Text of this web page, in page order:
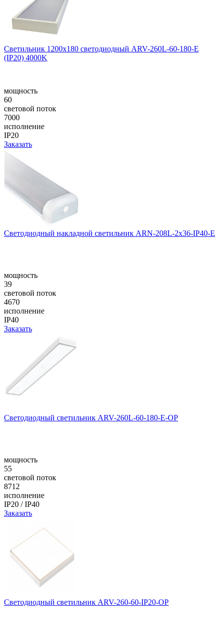
Светильник 1200x180 светодиодный ARV-260L-60-180-E
(IP20) 4000K
мощность
60
световой поток
7000
исполнение
IP20
Заказать
Светодиодный накладной светильник ARN-208L-2x36-IP40-E
мощность
39
световой поток
4670
исполнение
IP40
Заказать
Светодиодный светильник ARV-260L-60-180-E-OP
мощность
55
световой поток
8712
исполнение
IP20 / IP40
Заказать
Светодиодный светильник ARV-260-60-IP20-OP